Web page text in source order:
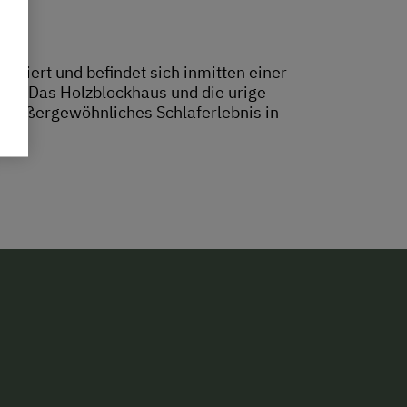
und befindet sich inmitten einer
Das Holzblockhaus und die urige
Schlaferlebnis in